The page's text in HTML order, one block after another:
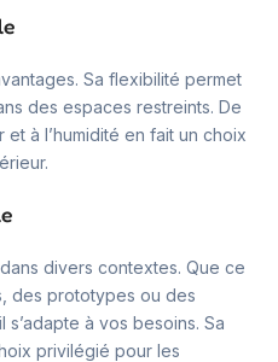
Sa flexibilité permet
des espaces restreints. De
et à l’humidité en fait un choix
divers contextes. Que ce
des prototypes ou des
à vos besoins. Sa
privilégié pour les